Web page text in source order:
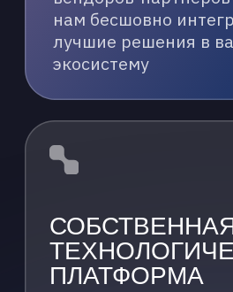
ПРИЗНАНИЕ
ЭКСПЕРТНОГО
СООБЩЕСТВА